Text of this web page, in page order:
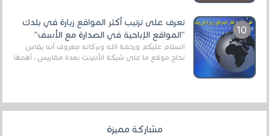
تعرف على ترتيب أكثر المواقع زيارة في بلدك
"المواقع الإباحية في الصدارة مع الأسف"
السلام عليكم ورحمة الله وبركاته معروف أنه يقاس
نجاح موقع ما على شبكة الأنترنت بعدة مقاييس ، أهمها
مشاركة مميزة